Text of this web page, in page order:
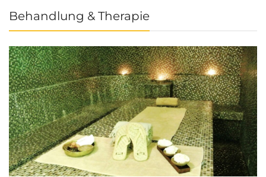
Behandlung & Therapie